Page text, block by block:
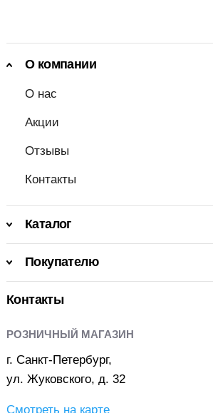
О компании
О нас
Акции
Отзывы
Контакты
Каталог
Покупателю
Контакты
РОЗНИЧНЫЙ МАГАЗИН
г. Санкт-Петербург,
ул. Жуковского, д. 32
Смотреть на карте